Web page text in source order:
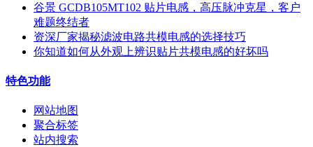
谷景 GCDB105MT102 贴片电感，高压脉冲克星，客户
难题终结者
资深厂家揭秘滤波电路共模电感的选择技巧
你知道如何从外观上辨识贴片共模电感的好坏吗
特色功能
网站地图
聚合标签
站内搜索